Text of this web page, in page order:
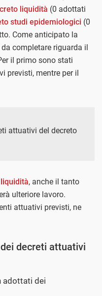
liquidità (0 adottati
studi epidemiologici (0
Come anticipato la
completare riguarda il
il primo sono stati
previsti, mentre per il
attuativi del decreto
, anche il tanto
ulteriore lavoro.
attuativi previsti, ne
dei decreti attuativi
adottati dei